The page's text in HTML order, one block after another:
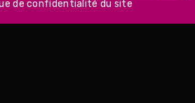
de confidentialité du site